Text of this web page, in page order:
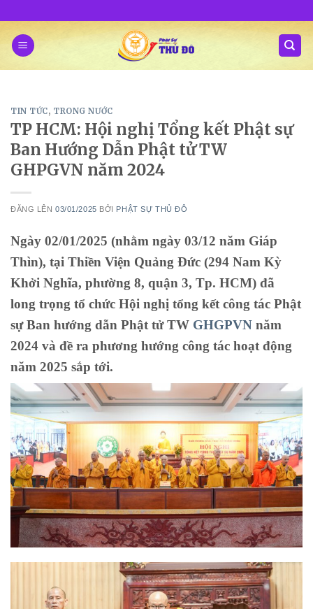
content
TIN TỨC, TRONG NƯỚC
TP HCM: Hội nghị Tổng kết Phật sự
Ban Hướng Dẫn Phật tử TW
GHPGVN năm 2024
ĐĂNG LÊN03/01/2025 BỞI PHẬT SỰ THỦ ĐÔ
Ngày 02/01/2025 (nhằm ngày 03/12 năm Giáp
Thìn), tại Thiền Viện Quảng Đức (294 Nam Kỳ
Khởi Nghĩa, phường 8, quận 3, Tp. HCM) đã
long trọng tổ chức Hội nghị tổng kết công tác Phật
sự Ban hướng dẫn Phật tử TW GHGPVN năm
2024 và đề ra phương hướng công tác hoạt động
năm 2025 sắp tới.